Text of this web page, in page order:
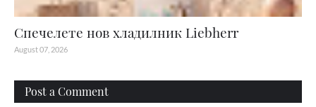
Спечелете нов хладилник Liebherr
August 07, 2026
Post a Comment